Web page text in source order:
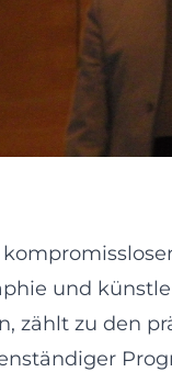
und
zählt zu den